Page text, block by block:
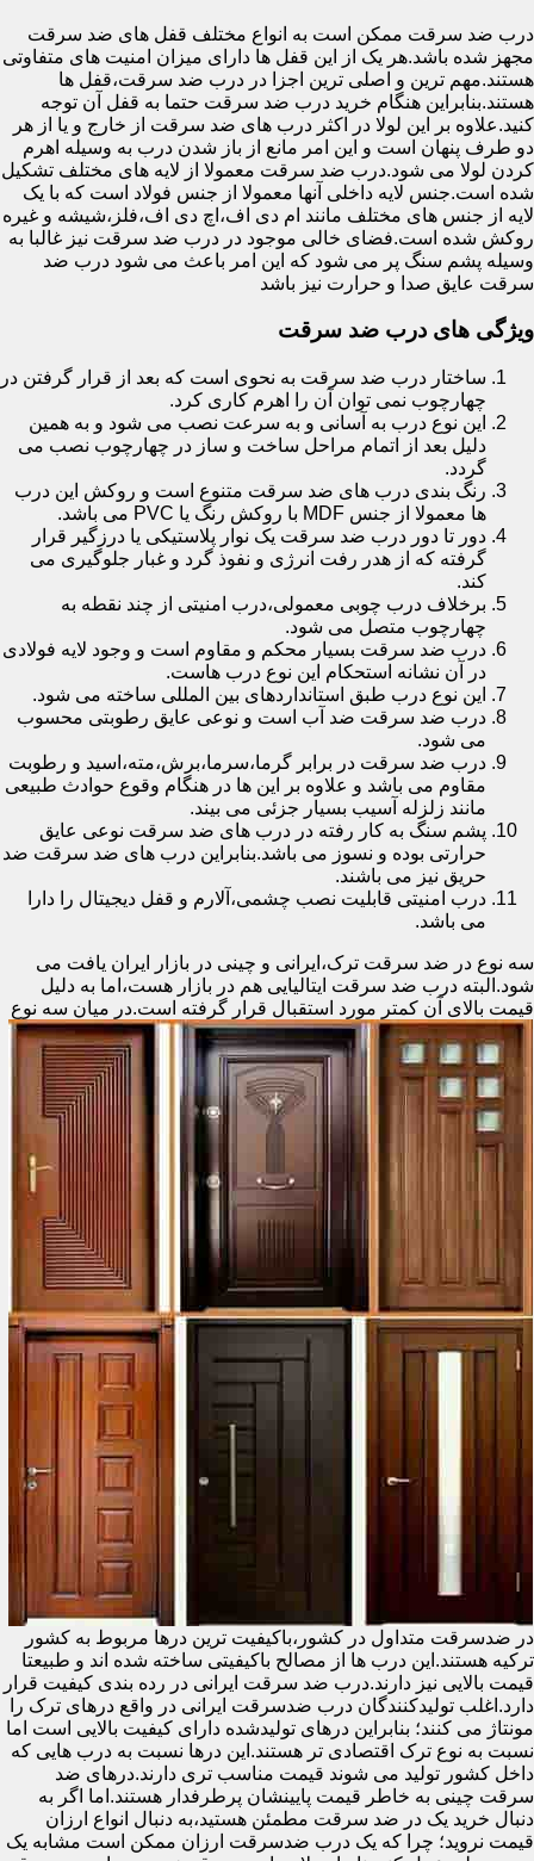
درب ضد سرقت ممکن است به انواع مختلف قفل های ضد سرقت
مجهز شده باشد.هر یک از این قفل ها دارای میزان امنیت های متفاوتی
هستند.مهم ترین و اصلی ترین اجزا در درب ضد سرقت،قفل ها
هستند.بنابراین هنگام خرید درب ضد سرقت حتما به قفل آن توجه
کنید.علاوه بر این لولا در اکثر درب های ضد سرقت از خارج و یا از هر
دو طرف پنهان است و این امر مانع از باز شدن درب به وسیله اهرم
کردن لولا می شود.درب ضد سرقت معمولا از لایه های مختلف تشکیل
شده است.جنس لایه داخلی آنها معمولا از جنس فولاد است که با یک
لایه از جنس های مختلف مانند ام دی اف،اچ دی اف،فلز،شیشه و غیره
روکش شده است.فضای خالی موجود در درب ضد سرقت نیز غالبا به
وسیله پشم سنگ پر می شود که این امر باعث می شود درب ضد
سرقت عایق صدا و حرارت نیز باشد
ویژگی های درب ضد سرقت
ساختار درب ضد سرقت به نحوی است که بعد از قرار گرفتن در
چهارچوب نمی توان آن را اهرم کاری کرد.
این نوع درب به آسانی و به سرعت نصب می شود و به همین
دلیل بعد از اتمام مراحل ساخت و ساز در چهارچوب نصب می
گردد.
رنگ بندی درب های ضد سرقت متنوع است و روکش این درب
ها معمولا از جنس MDF با روکش رنگ یا PVC می باشد.
دور تا دور درب ضد سرقت یک نوار پلاستیکی یا درزگیر قرار
گرفته که از هدر رفت انرژی و نفوذ گرد و غبار جلوگیری می
کند.
برخلاف درب چوبی معمولی،درب امنیتی از چند نقطه به
چهارچوب متصل می شود.
درب ضد سرقت بسیار محکم و مقاوم است و وجود لایه فولادی
در آن نشانه استحکام این نوع درب هاست.
این نوع درب طبق استانداردهای بین المللی ساخته می شود.
درب ضد سرقت ضد آب است و نوعی عایق رطوبتی محسوب
می شود.
درب ضد سرقت در برابر گرما،سرما،برش،مته،اسید و رطوبت
مقاوم می باشد و علاوه بر این ها در هنگام وقوع حوادث طبیعی
مانند زلزله آسیب بسیار جزئی می بیند.
پشم سنگ به کار رفته در درب های ضد سرقت نوعی عایق
حرارتی بوده و نسوز می باشد.بنابراین درب های ضد سرقت ضد
حریق نیز می باشند.
درب امنیتی قابلیت نصب چشمی،آلارم و قفل دیجیتال را دارا
می باشد.
سه نوع در ضد سرقت ترک،ایرانی و چینی در بازار ایران یافت می
شود.البته درب ضد سرقت ایتالیایی هم در بازار هست،اما به دلیل
قیمت بالای آن کمتر مورد استقبال قرار گرفته است.در میان سه نوع
در ضدسرقت متداول در کشور،باکیفیت ترین درها مربوط به کشور
ترکیه هستند.این درب ها از مصالح باکیفیتی ساخته شده اند و طبیعتا
قیمت بالایی نیز دارند.درب ضد سرقت ایرانی در رده بندی کیفیت قرار
دارد.اغلب تولیدکنندگان درب ضدسرقت ایرانی در واقع درهای ترک را
مونتاژ می کنند؛ بنابراین درهای تولیدشده دارای کیفیت بالایی است اما
نسبت به نوع ترک اقتصادی تر هستند.این درها نسبت به درب هایی که
داخل کشور تولید می شوند قیمت مناسب تری دارند.درهای ضد
سرقت چینی به خاطر قیمت پایینشان پرطرفدار هستند.اما اگر به
دنبال خرید یک در ضد سرقت مطمئن هستید،به دنبال انواع ارزان
قیمت نروید؛ چرا که یک درب ضدسرقت ارزان ممکن است مشابه یک